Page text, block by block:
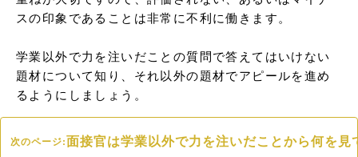
スの印象であることは非常に不利に働きます。
学業以外で力を注いだことの質問で答えてはいけない
題材について知り、それ以外の題材でアピールを進め
るようにしましょう。
次のページ:面接官は学業以外で力を注いだことから何を見